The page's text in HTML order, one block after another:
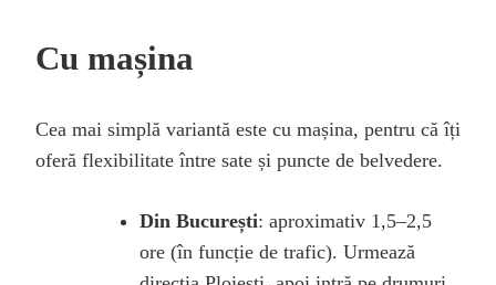
Cu mașina
Cea mai simplă variantă este cu mașina, pentru că îți
oferă flexibilitate între sate și puncte de belvedere.
Din București: aproximativ 1,5–2,5
ore (în funcție de trafic). Urmează